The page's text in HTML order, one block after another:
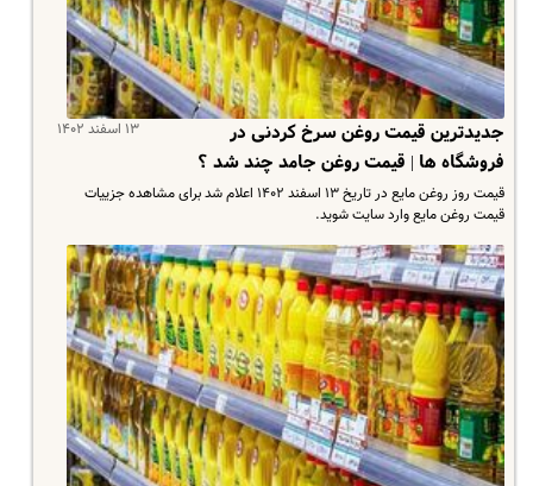
۱۳ اسفند ۱۴۰۲
جدیدترین قیمت روغن سرخ کردنی در
فروشگاه ها | قیمت روغن جامد چند شد ؟
قیمت روز روغن مایع در تاریخ ۱۳ اسفند ۱۴۰۲ اعلام شد برای مشاهده جزییات
قیمت روغن مایع وارد سایت شوید.